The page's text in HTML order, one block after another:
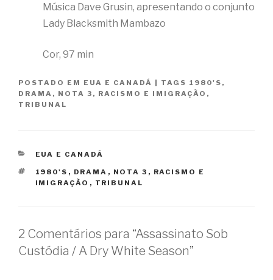
Música Dave Grusin, apresentando o conjunto
Lady Blacksmith Mambazo
Cor, 97 min
POSTADO EM EUA E CANADÁ TAGS 1980'S ,
DRAMA , NOTA 3 , RACISMO E IMIGRAÇÃO ,
TRIBUNAL
CATEGORIAS
EUA E CANADÁ
TAGS
1980'S , DRAMA , NOTA 3 , RACISMO E
IMIGRAÇÃO , TRIBUNAL
2 Comentários para “Assassinato Sob
Custódia / A Dry White Season”